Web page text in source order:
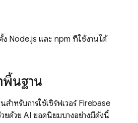
Node.js และ npm ที่ใช้งานได้
พื้นฐาน
สำหรับการใช้เซิร์ฟเวอร์ Firebase
ยด้วย AI ยอดนิยมบางอย่างมีดังนี้